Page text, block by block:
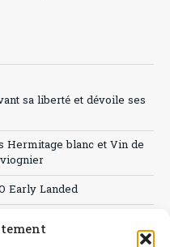
sa liberté et dévoile ses
Hermitage blanc et Vin de
Early Landed